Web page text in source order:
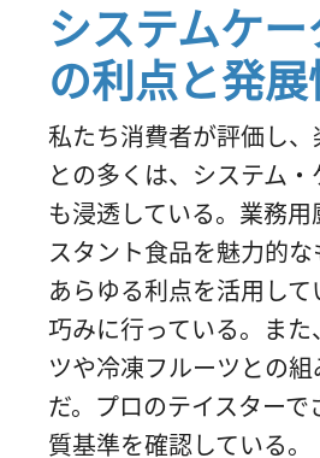
システムケ
の利点と発展
私たち消費者が評価し、
との多くは、システム
も浸透している。業務
スタント食品を魅力的な
あらゆる利点を活用し
巧みに行っている。また
ツや冷凍フルーツとの
だ。プロのテイスターで
質基準を確認している。